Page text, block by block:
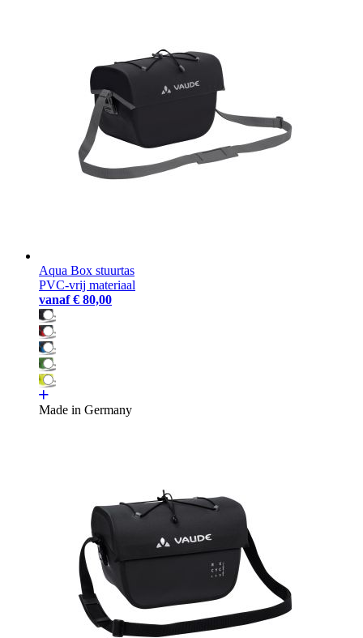
Aqua Box stuurtas
PVC-vrij materiaal
vanaf € 80,00
Made in Germany